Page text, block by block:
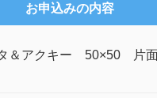
お申込みの内容
タ＆アクキー 50×50